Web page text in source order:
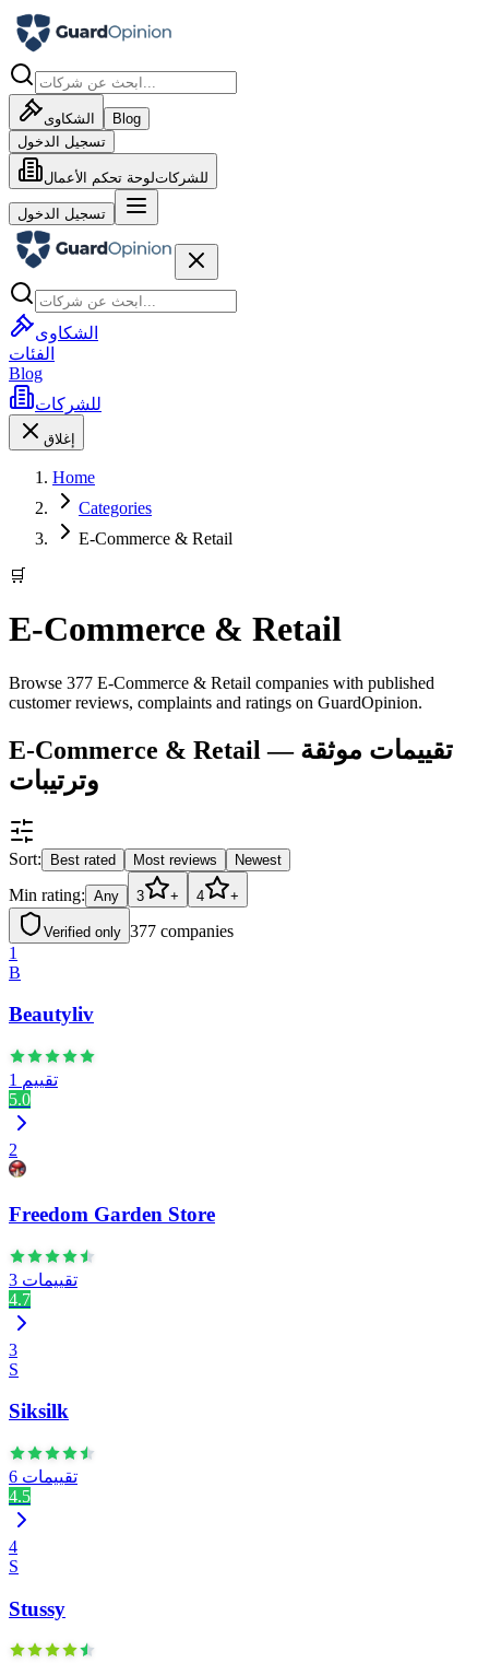
الشكاوى
Blog
تسجيل الدخول
للشركاتلوحة تحكم الأعمال
تسجيل الدخول
الشكاوى
الفئات
Blog
للشركات
إغلاق
Home
Categories
E-Commerce & Retail
🛒
E-Commerce & Retail
Browse 377 E-Commerce & Retail companies with published
customer reviews, complaints and ratings on GuardOpinion.
E-Commerce & Retail — تقييمات موثقة
وترتيبات
Sort: Best rated Most reviews Newest
Min rating: Any 3 + 4 +
Verified only 377 companies
1
B
Beautyliv
1 تقييم
5.0
2
Freedom Garden Store
3 تقييمات
4.7
3
S
Siksilk
6 تقييمات
4.5
4
S
Stussy